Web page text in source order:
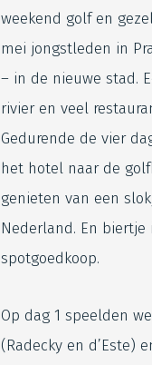
weekend golf en
mei jongstleden in
– in de nieuwe stad.
rivier en veel
Gedurende de vier
het hotel naar de
genieten van een
Nederland. En biertje
spotgoedkoop.
Op dag 1 speelden
(Radecky en d’Este)